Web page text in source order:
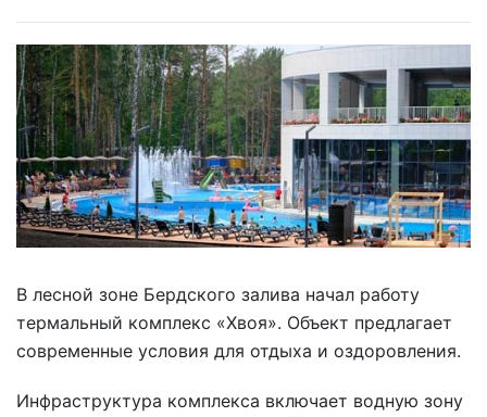
В лесной зоне Бердского залива начал работу
термальный комплекс «Хвоя». Объект предлагает
современные условия для отдыха и оздоровления.
Инфраструктура комплекса включает водную зону